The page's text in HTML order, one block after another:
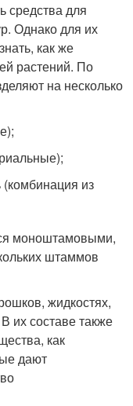
средства для
Однако для их
как же
растений. По
на несколько
из
моноштамовыми,
штаммов
жидкостях,
их составе также
как
дают